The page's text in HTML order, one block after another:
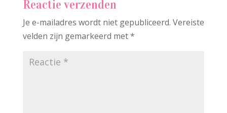
Reactie verzenden
Je e-mailadres wordt niet gepubliceerd. Vereiste
velden zijn gemarkeerd met*